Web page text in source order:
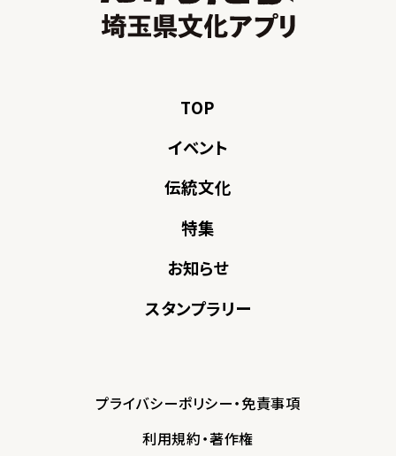
TOP
イベント
伝統文化
特集
お知らせ
スタンプラリー
プライバシーポリシー・免責事項
利用規約・著作権